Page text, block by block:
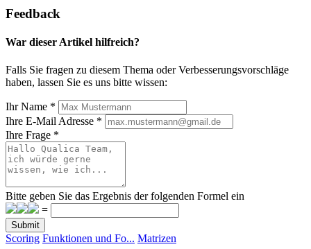
Feedback
War dieser Artikel hilfreich?
Falls Sie fragen zu diesem Thema oder Verbesserungsvorschläge
haben, lassen Sie es uns bitte wissen:
Ihr Name *
Ihre E-Mail Adresse *
Ihre Frage *
Bitte geben Sie das Ergebnis der folgenden Formel ein
=
Submit
Scoring Funktionen und Fo... Matrizen